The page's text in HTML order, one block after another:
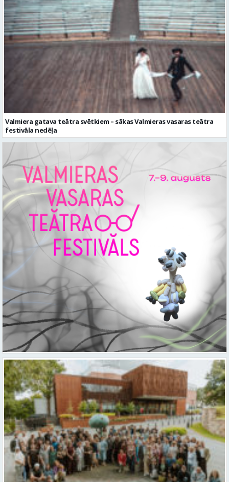
Valmiera gatava teātra svētkiem – sākas Valmieras vasaras teātra
festivāla nedēļa